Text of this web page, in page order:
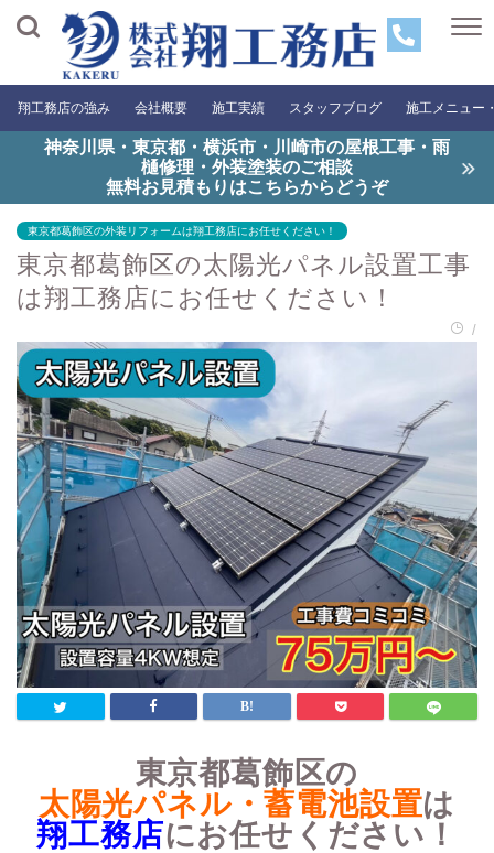
翔工務店の強み 会社概要 施工実績 スタッフブログ 施工メニュー
神奈川県・東京都・横浜市・川崎市の屋根工事・雨
樋修理・外装塗装のご相談
無料お見積もりはこちらからどうぞ
東京都葛飾区の外装リフォームは翔工務店にお任せください！
東京都葛飾区の太陽光パネル設置工事
は翔工務店にお任せください！
/
東京都葛飾区の
太陽光パネル・蓄電池設置は
翔工務店にお任せください！